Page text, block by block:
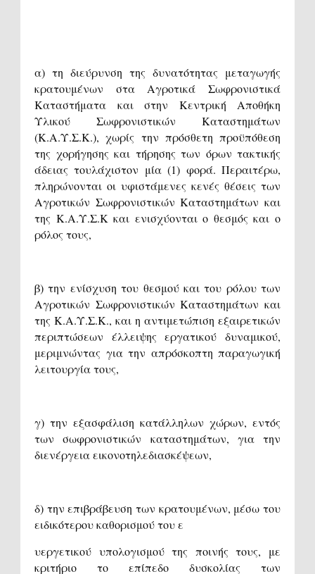
α) τη διεύρυνση της δυνατότητας μεταγωγής
κρατουμένων στα Αγροτικά Σωφρονιστικά
Καταστήματα και στην Κεντρική Αποθήκη
Υλικού Σωφρονιστικών Καταστημάτων
(Κ.Α.Υ.Σ.Κ.), χωρίς την πρόσθετη προϋπόθεση
της χορήγησης και τήρησης των όρων τακτικής
άδειας τουλάχιστον μία (1) φορά. Περαιτέρω,
πληρώνονται οι υφιστάμενες κενές θέσεις των
Αγροτικών Σωφρονιστικών Καταστημάτων και
της Κ.Α.Υ.Σ.Κ και ενισχύονται ο θεσμός και ο
ρόλος τους,
β) την ενίσχυση του θεσμού και του ρόλου των
Αγροτικών Σωφρονιστικών Καταστημάτων και
της Κ.Α.Υ.Σ.Κ., και η αντιμετώπιση εξαιρετικών
περιπτώσεων έλλειψης εργατικού δυναμικού,
μεριμνώντας για την απρόσκοπτη παραγωγική
λειτουργία τους,
γ) την εξασφάλιση κατάλληλων χώρων, εντός
των σωφρονιστικών καταστημάτων, για την
διενέργεια εικονοτηλεδιασκέψεων,
δ) την επιβράβευση των κρατουμένων, μέσω του
ειδικότερου καθορισμού του ε
υεργετικού υπολογισμού της ποινής τους, με
κριτήριο το επίπεδο δυσκολίας των